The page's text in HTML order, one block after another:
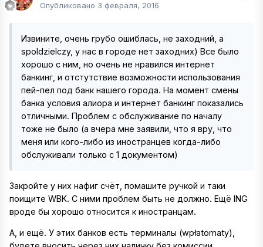
Опубликовано 3 февраля, 2016
Извините, очень грубо ошиблась, не заходний, а
spoldzielczy, у нас в городе нет заходних) Все было
хорошо с ним, но очень не нравился интернет
банкинг, и отстутствие возможности использования
пей-пел под банк нашего города. На момент смены
банка условия алиора и интернет банкинг показались
отличными. Проблем с обслуживание по началу
тоже не было (а вчера мне заявили, что я вру, что
меня или кого-либо из иностранцев когда-либо
обслуживали только с 1 документом)
Закройте у них нафиг счёт, помашите ручкой и таки
поищите WBK. С ними проблем быть не должно. Ещё ING
вроде бы хорошо относится к иностранцам.
А, и ещё. У этих банков есть терминалы (wpłatomaty),